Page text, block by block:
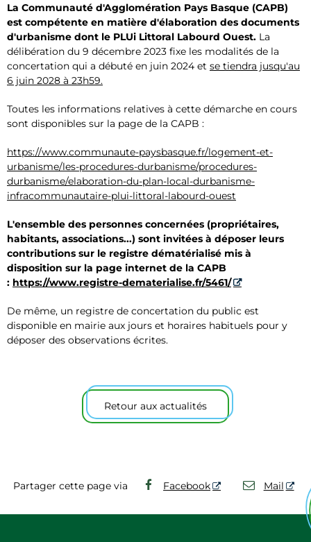
La Communauté d'Agglomération Pays Basque (CAPB)
est compétente en matière d'élaboration des documents
d'urbanisme dont le PLUi Littoral Labourd Ouest. La
délibération du 9 décembre 2023 fixe les modalités de la
concertation qui a débuté en juin 2024 et se tiendra jusqu'au
6 juin 2028 à 23h59.
Toutes les informations relatives à cette démarche en cours
sont disponibles sur la page de la CAPB :
https://www.communaute-paysbasque.fr/logement-et-
urbanisme/les-procedures-durbanisme/procedures-
durbanisme/elaboration-du-plan-local-durbanisme-
infracommunautaire-plui-littoral-labourd-ouest
L'ensemble des personnes concernées (propriétaires,
habitants, associations...) sont invitées à déposer leurs
contributions sur le registre dématérialisé mis à
disposition sur la page internet de la CAPB
: https://www.registre-dematerialise.fr/5461/
De même, un registre de concertation du public est
disponible en mairie aux jours et horaires habituels pour y
déposer des observations écrites.
Retour aux actualités
Partager cette page via Facebook Mail